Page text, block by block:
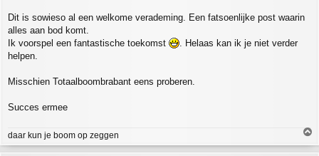
Dit is sowieso al een welkome verademing. Een fatsoenlijke post waarin
alles aan bod komt.
Ik voorspel een fantastische toekomst
. Helaas kan ik je niet verder
helpen.
Misschien Totaalboombrabant eens proberen.
Succes ermee
daar kun je boom op zeggen
o